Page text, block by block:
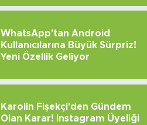
WhatsApp'tan Android
Kullanıcılarına Büyük Sürpriz!
Yeni Özellik Geliyor
Karolin Fişekçi'den Gündem
Olan Karar! Instagram Üyeliği